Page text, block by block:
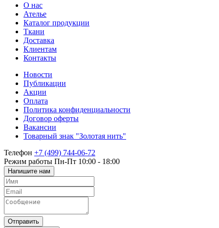
О нас
Ателье
Каталог продукции
Ткани
Доставка
Клиентам
Контакты
Новости
Публикации
Акции
Оплата
Политика конфиденциальности
Договор оферты
Вакансии
Товарный знак "Золотая нить"
Телефон +7 (499) 744-06-72
Режим работы Пн-Пт 10:00 - 18:00
Напишите нам
Отправить